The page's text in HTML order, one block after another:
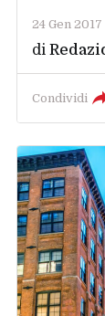
24 Gen 2017
di
Condividi